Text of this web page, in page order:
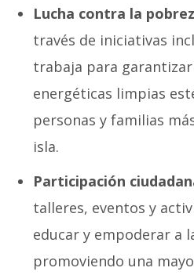
Lucha contra la
través de iniciativas
trabaja para
energéticas limpias
personas y familias
isla.
Participación
talleres, eventos y
educar y empoderar a
promoviendo una